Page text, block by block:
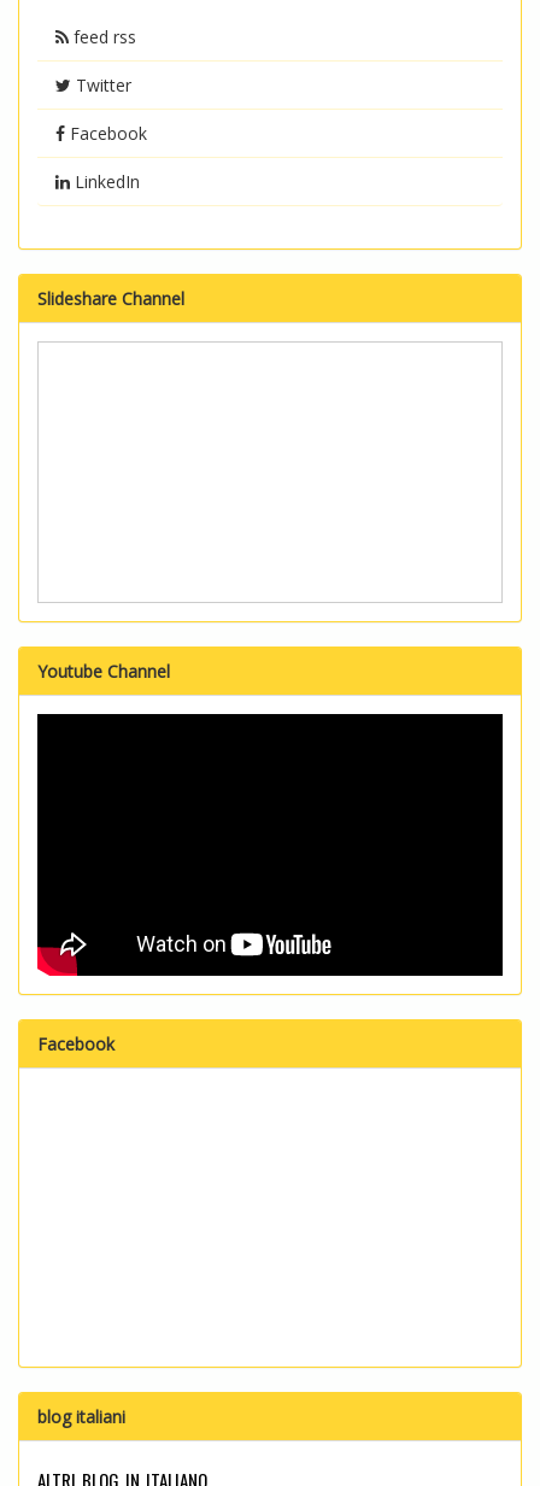
feed rss
Twitter
Facebook
LinkedIn
Slideshare Channel
Youtube Channel
Facebook
blog italiani
altri blog in italiano